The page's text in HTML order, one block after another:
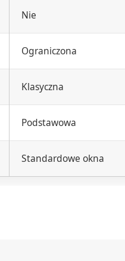
Nie
Ograniczona
Klasyczna
Podstawowa
Standardowe okna